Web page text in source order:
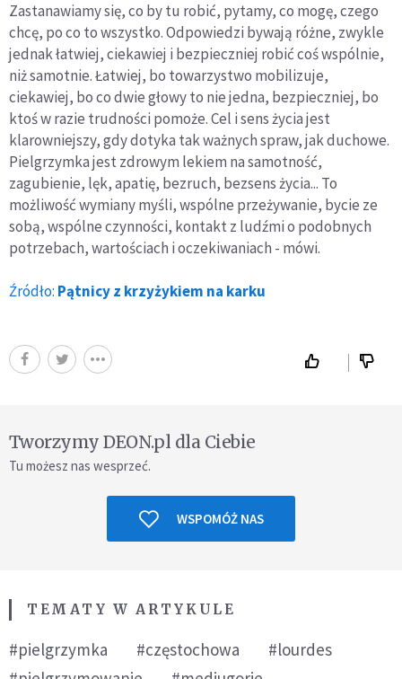
Zastanawiamy się, co by tu robić, pytamy, co mogę, czego
chcę, po co to wszystko. Odpowiedzi bywają różne, zwykle
jednak łatwiej, ciekawiej i bezpieczniej robić coś wspólnie,
niż samotnie. Łatwiej, bo towarzystwo mobilizuje,
ciekawiej, bo co dwie głowy to nie jedna, bezpieczniej, bo
ktoś w razie trudności pomoże. Cel i sens życia jest
klarowniejszy, gdy dotyka tak ważnych spraw, jak duchowe.
Pielgrzymka jest zdrowym lekiem na samotność,
zagubienie, lęk, apatię, bezruch, bezsens życia... To
możliwość wymiany myśli, wspólne przeżywanie, bycie ze
sobą, wspólne czynności, kontakt z ludźmi o podobnych
potrzebach, wartościach i oczekiwaniach - mówi.
Źródło: Pątnicy z krzyżykiem na karku
Tworzymy DEON.pl dla Ciebie
Tu możesz nas wesprzeć.
WSPOMÓŻ NAS
TEMATY W ARTYKULE
#pielgrzymka #częstochowa
#lourdes